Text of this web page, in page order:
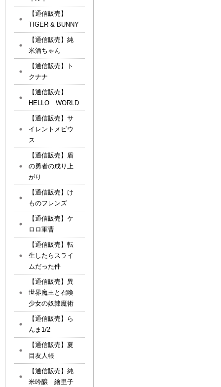
【通信販売】
TIGER & BUNNY
【通信販売】純
米酒ちゃん
【通信販売】ト
クナナ
【通信販売】
HELLO WORLD
【通信販売】サ
イレントメビウ
ス
【通信販売】盾
の勇者の成り上
がり
【通信販売】け
ものフレンズ
【通信販売】ケ
ロロ軍曹
【通信販売】転
生したらスライ
ムだった件
【通信販売】異
世界魔王と召喚
少女の奴隷魔術
【通信販売】ら
んま1/2
【通信販売】夏
目友人帳
【通信販売】純
米吟醸 繪里子